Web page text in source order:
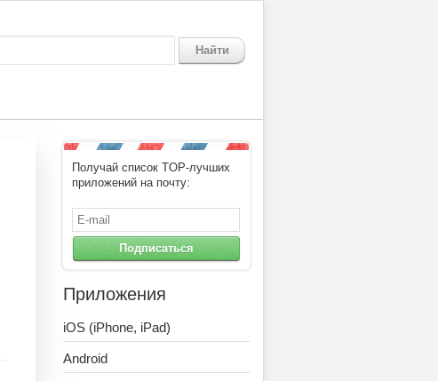
Найти
Получай список TOP-лучших
приложений на почту:
Подписаться
Приложения
iOS (iPhone, iPad)
Android